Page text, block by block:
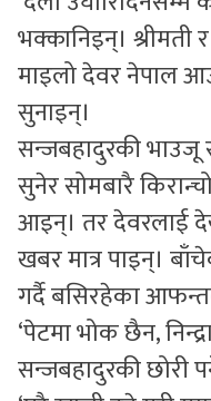
भक्कानिइन्। श्रीमती
माइलो देवर नेपाल
सुनाइन्।
सन्जबहादुरकी भाउजू
सुनेर सोमबारै
आइन्। तर देवरलाई
खबर मात्र पाइन्।
गर्दै बसिरहेका
‘पेटमा भोक छैन,
सन्जबहादुरकी छोरी